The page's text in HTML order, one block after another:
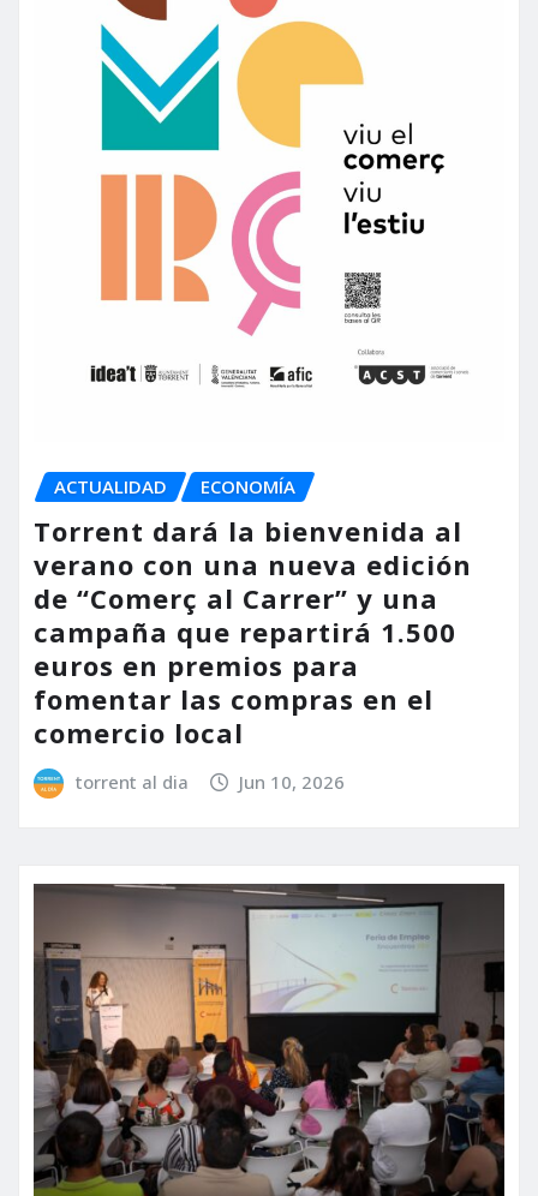
ACTUALIDAD ECONOMÍA
Torrent dará la bienvenida al
verano con una nueva edición
de “Comerç al Carrer” y una
campaña que repartirá 1.500
euros en premios para
fomentar las compras en el
comercio local
torrent al dia Jun 10, 2026